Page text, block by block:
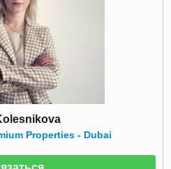
Properties - Dubai